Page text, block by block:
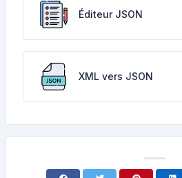
Éditeur JSON
XML vers JSON